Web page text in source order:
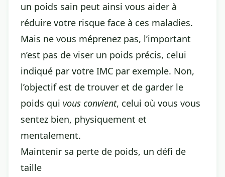
un poids sain peut ainsi vous aider à
réduire votre risque face à ces maladies.
Mais ne vous méprenez pas, l’important
n’est pas de viser un poids précis, celui
indiqué par votre IMC par exemple. Non,
l’objectif est de trouver et de garder le
poids qui vous convient, celui où vous vous
sentez bien, physiquement et
mentalement.
Maintenir sa perte de poids, un défi de
taille